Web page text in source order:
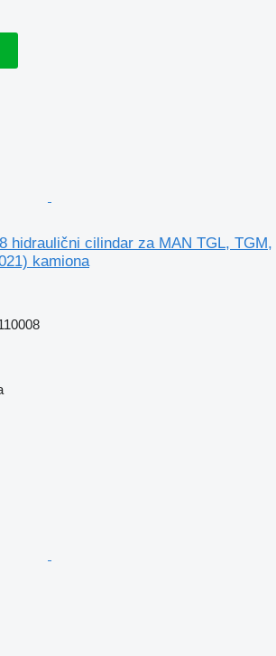
hidraulični cilindar za MAN TGL, TGM,
kamiona